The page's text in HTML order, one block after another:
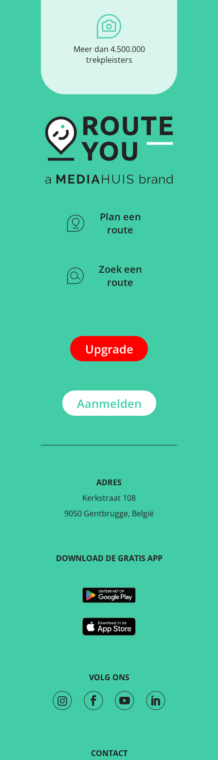
Meer dan 4.500.000
trekpleisters
Plan een
route
Zoek een
route
Upgrade
Aanmelden
ADRES
Kerkstraat 108
9050 Gentbrugge, België
VOLG ONS
DOWNLOAD DE GRATIS APP
CONTACT